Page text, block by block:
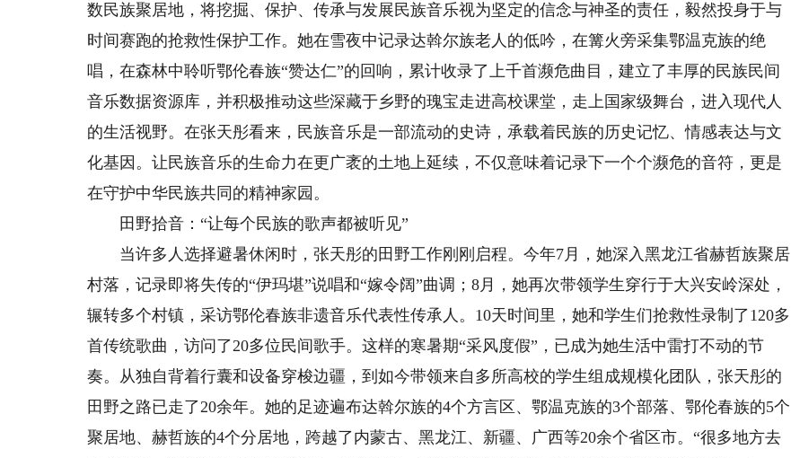
数民族聚居地，将挖掘、保护、传承与发展民族音乐视为坚定的信念与神圣的责任，毅然投身于与
时间赛跑的抢救性保护工作。她在雪夜中记录达斡尔族老人的低吟，在篝火旁采集鄂温克族的绝
唱，在森林中聆听鄂伦春族“赞达仁”的回响，累计收录了上千首濒危曲目，建立了丰厚的民族民间
音乐数据资源库，并积极推动这些深藏于乡野的瑰宝走进高校课堂，走上国家级舞台，进入现代人
的生活视野。在张天彤看来，民族音乐是一部流动的史诗，承载着民族的历史记忆、情感表达与文
化基因。让民族音乐的生命力在更广袤的土地上延续，不仅意味着记录下一个个濒危的音符，更是
在守护中华民族共同的精神家园。
田野拾音：“让每个民族的歌声都被听见”
当许多人选择避暑休闲时，张天彤的田野工作刚刚启程。今年7月，她深入黑龙江省赫哲族聚居
村落，记录即将失传的“伊玛堪”说唱和“嫁令阔”曲调；8月，她再次带领学生穿行于大兴安岭深处，
辗转多个村镇，采访鄂伦春族非遗音乐代表性传承人。10天时间里，她和学生们抢救性录制了120多
首传统歌曲，访问了20多位民间歌手。这样的寒暑期“采风度假”，已成为她生活中雷打不动的节
奏。从独自背着行囊和设备穿梭边疆，到如今带领来自多所高校的学生组成规模化团队，张天彤的
田野之路已走了20余年。她的足迹遍布达斡尔族的4个方言区、鄂温克族的3个部落、鄂伦春族的5个
聚居地、赫哲族的4个分居地，跨越了内蒙古、黑龙江、新疆、广西等20余个省区市。“很多地方去